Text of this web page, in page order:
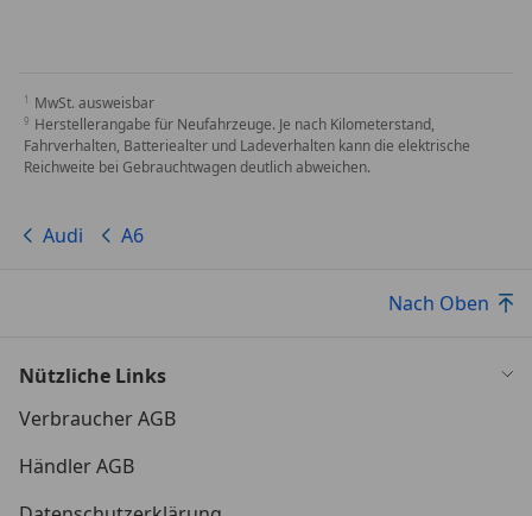
MwSt. ausweisbar
Herstellerangabe für Neufahrzeuge. Je nach Kilometerstand,
Fahrverhalten, Batteriealter und Ladeverhalten kann die elektrische
Reichweite bei Gebrauchtwagen deutlich abweichen.
Audi A6
Nach Oben
Nützliche Links
Verbraucher AGB
Händler AGB